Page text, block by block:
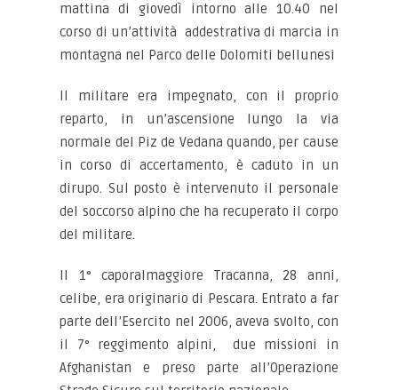
mattina di giovedì intorno alle 10.40 nel
corso di un’attività addestrativa di marcia in
montagna nel Parco delle Dolomiti bellunesi
Il militare era impegnato, con il proprio
reparto, in un’ascensione lungo la via
normale del Piz de Vedana quando, per cause
in corso di accertamento, è caduto in un
dirupo. Sul posto è intervenuto il personale
del soccorso alpino che ha recuperato il corpo
del militare.
Il 1° caporalmaggiore Tracanna, 28 anni,
celibe, era originario di Pescara. Entrato a far
parte dell’Esercito nel 2006, aveva svolto, con
il 7° reggimento alpini, due missioni in
Afghanistan e preso parte all’Operazione